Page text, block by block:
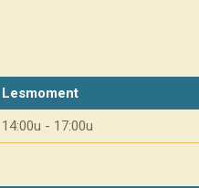
Lesmoment
14:00u - 17:00u